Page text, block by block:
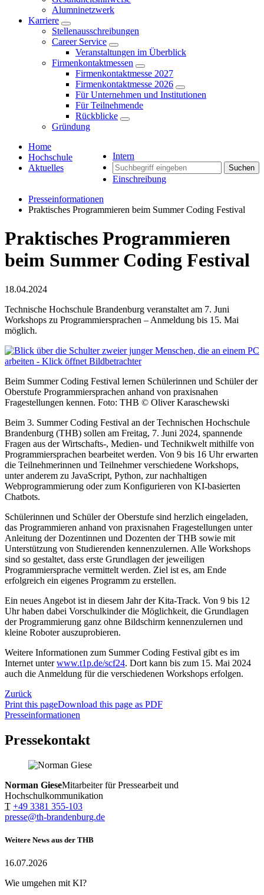
Alumninetzwerk
Karriere
Stellenausschreibungen
Career Service
Veranstaltungen im Überblick
Firmenkontaktmessen
Firmenkontaktmesse 2027
Firmenkontaktmesse 2026
Für Unternehmen und Institutionen
Für Teilnehmende
Rückblicke
Gründung
Intern
Suchen
Einschreibung
Home
Hochschule
Aktuelles
Presseinformationen
Praktisches Programmieren beim Summer Coding Festival
Praktisches Programmieren
beim Summer Coding Festival
18.04.2024
Technische Hochschule Brandenburg veranstaltet am 7. Juni
Workshops zu Programmiersprachen – Anmeldung bis 15. Mai
möglich.
Beim Summer Coding Festival lernen Schülerinnen und Schüler der
Oberstufe Programmiersprachen anhand von praxisnahen
Fragestellungen kennen. Foto: THB © Oliver Karaschewski
Beim 3. Summer Coding Festival an der Technischen Hochschule
Brandenburg (THB) sollen am Freitag, 7. Juni 2024, spannende
Fragen aus der Wirtschafts-, Medien- und Technikwelt mithilfe von
Programmiersprachen bearbeitet werden. Von 9 bis 16 Uhr erwarten
die Teilnehmerinnen und Teilnehmer verschiedene Workshops,
unter anderem zu JavaScript, Python, zur nachhaltigen
Webprogrammierung oder zum Konfigurieren von KI-basierten
Chatbots.
Schülerinnen und Schüler der Oberstufe sind herzlich eingeladen,
das Programmieren anhand von praxisnahen Fragestellungen unter
Anleitung der Dozentinnen und Dozenten der THB sowie mit
Unterstützung von Studierenden kennenzulernen. Alle Workshops
sind so gestaltet, dass erste Grundlagen der jeweiligen
Programmiersprache vermittelt werden. Ziel ist es, am Ende
erfolgreich ein eigenes Programm zu erstellen.
Ein neues Angebot ist in diesem Jahr der Kita-Track. Von 9 bis 12
Uhr haben dabei Vorschulkinder die Möglichkeit, die Grundlagen
der Programmierung ganz ohne Bildschirm kennenzulernen und
kleine Roboter auszuprobieren.
Weitere Informationen zum Summer Coding Festival gibt es im
Internet unterwww.t1p.de/scf24. Dort kann bis zum 15. Mai 2024
auch die Anmeldung für die verschiedenen Workshops erfolgen.
Zurück
Print this pageDownload this page as PDF
Presseinformationen
Pressekontakt
Norman GieseMitarbeiter für Pressearbeit und
Hochschulkommunikation
T +49 3381 355-103
presse@th-brandenburg.de
Weitere News aus der THB
16.07.2026
Wie umgehen mit KI?